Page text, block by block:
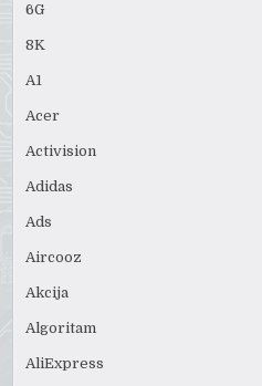
6G
8K
A1
Acer
Activision
Adidas
Ads
Aircooz
Akcija
Algoritam
AliExpress